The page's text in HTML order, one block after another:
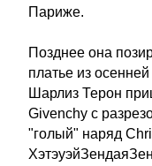
Париже.
Позднее она
платье из
Шарлиз Терон
Givenchy с
"голый" наряд